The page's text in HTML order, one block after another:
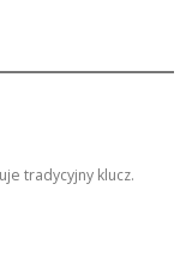
tradycyjny klucz.